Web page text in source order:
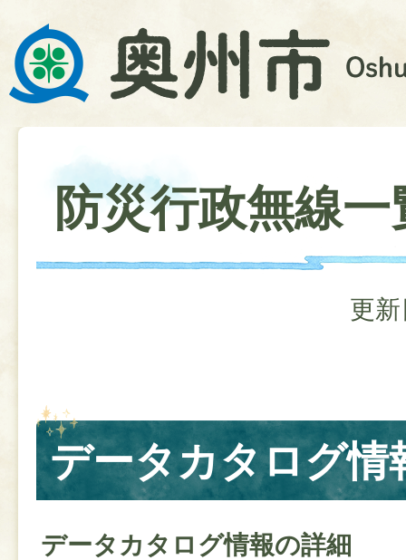
防災行政無線一
更
データカタログ情
データカタログ情報の詳細